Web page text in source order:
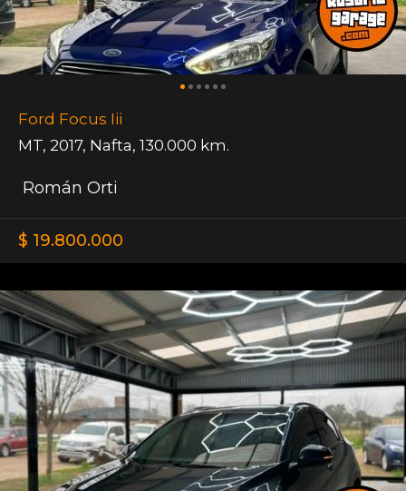
Ford Focus Iii
MT, 2017, Nafta, 130.000 km.
Román Orti
$ 19.800.000